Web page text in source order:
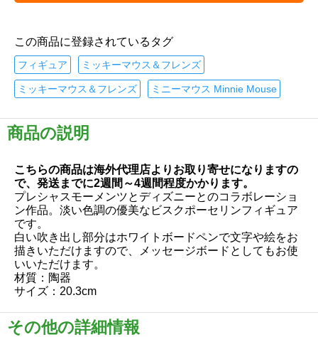
この商品に登録されているタグ
フィギュア ミッキーマウス＆フレンズ
ミッキーマウス＆フレンズ ミニーマウス Minnie Mouse
商品の説明
こちらの商品は海外代理店よりお取り寄せになりますの
で、発送までに2週間～4週間程度かかります。
プレシャスモーメンツとディズニーとのコラボレーショ
ン作品。淡い色調の優美なビスクポーセリンフィギュア
です。
白い吹き出し部分はホワイトボードペンで文字や絵をお
描きいただけますので、メッセージボードとしてもお使
いいただけます。
材質：陶器
サイズ：20.3cm
その他の詳細情報